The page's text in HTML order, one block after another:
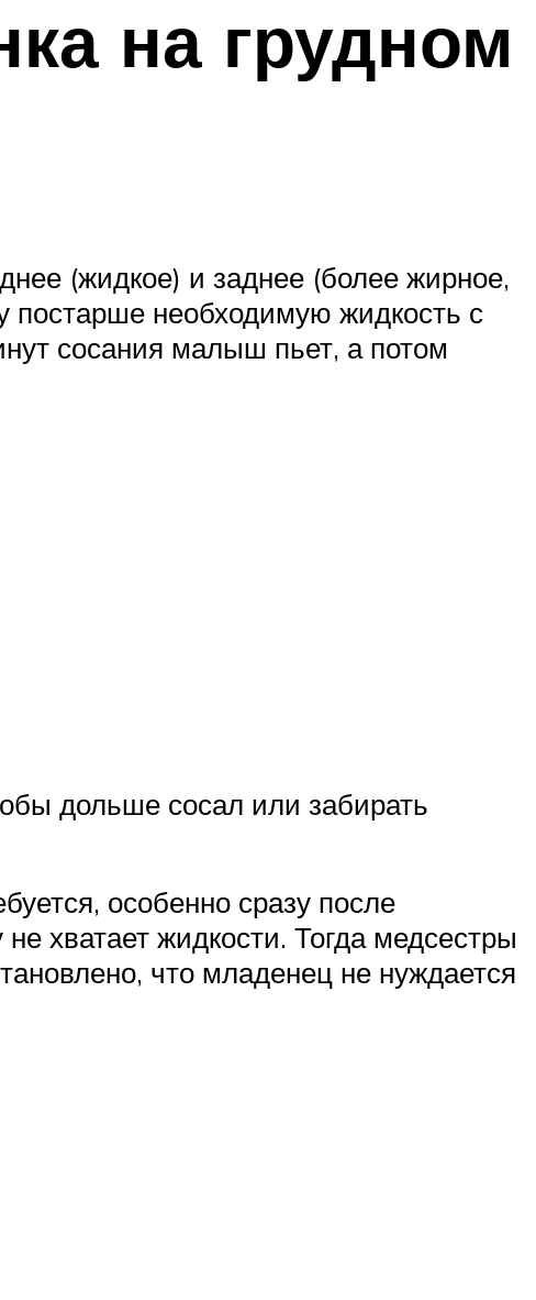
на грудном
(жидкое) и заднее (более жирное,
постарше необходимую жидкость с
сосания малыш пьет, а потом
дольше сосал или забирать
особенно сразу после
хватает жидкости. Тогда медсестры
что младенец не нуждается